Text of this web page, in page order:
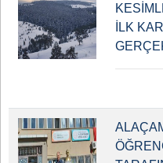
İLK